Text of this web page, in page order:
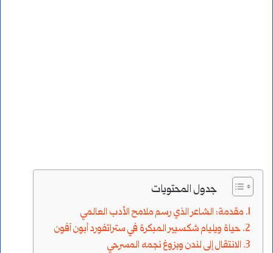
جدول المحتويات
مقدمة: الشاعر الذي رسم ملامح الأدب العالمي
حياة ويليام شكسبير المبكرة في ستراتفورد أبون آفون
الانتقال إلى لندن وبزوغ نجمه المسرحي